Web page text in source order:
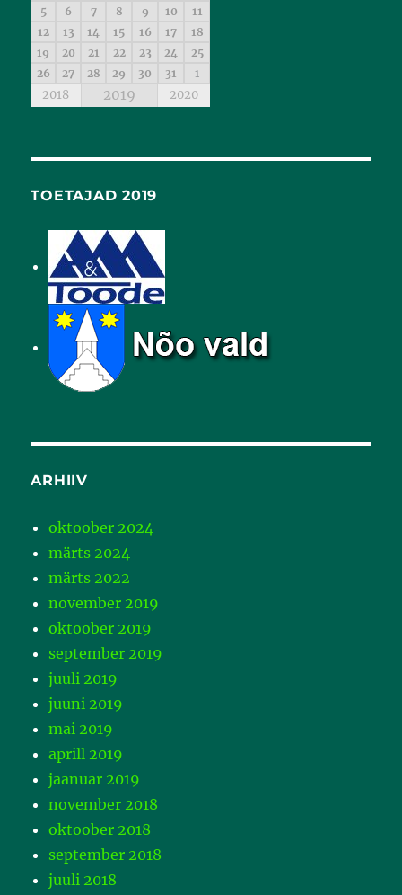
5 6 7 8 9 10
11
12
13 14 15 16 17
18
19
20 21 22 23 24
25
26
27 28 29 30 31 1
2018 2019 2020
TOETAJAD 2019
ARHIIV
oktoober 2024
märts 2024
märts 2022
november 2019
oktoober 2019
september 2019
juuli 2019
juuni 2019
mai 2019
aprill 2019
jaanuar 2019
november 2018
oktoober 2018
september 2018
juuli 2018